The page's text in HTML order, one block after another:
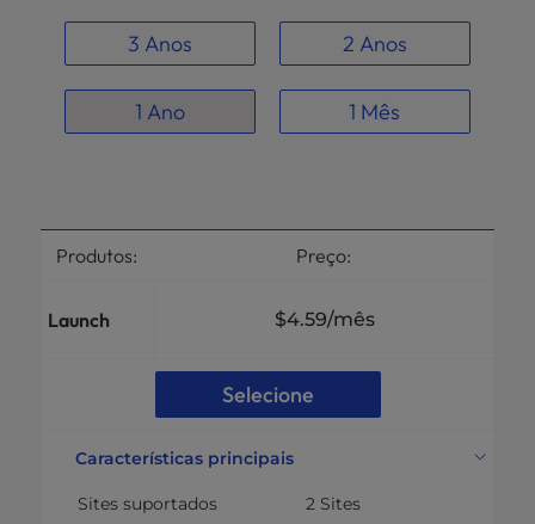
3 Anos 2 Anos
1 Ano 1 Mês
Produtos: Preço:
Launch $4.59/mês
Selecione
Características principais
Sites suportados
2 Sites